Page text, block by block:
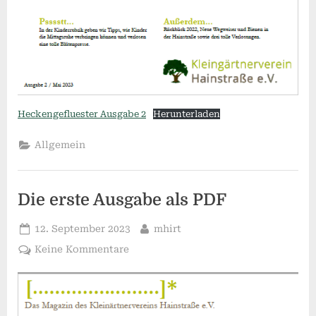
Heckengefluester Ausgabe 2 Herunterladen
Allgemein
Die erste Ausgabe als PDF
Posted
on
12. September 2023 By
mhirt
Keine Kommentare
Ausgabe